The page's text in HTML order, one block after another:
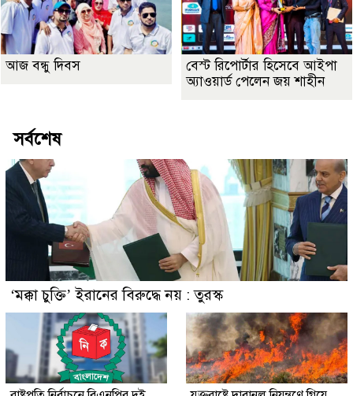
আজ বন্ধু দিবস
বেস্ট রিপোর্টার হিসেবে আইপা
অ্যাওয়ার্ড পেলেন জয় শাহীন
সর্বশেষ
‘মক্কা চুক্তি’ ইরানের বিরুদ্ধে নয় : তুরস্ক